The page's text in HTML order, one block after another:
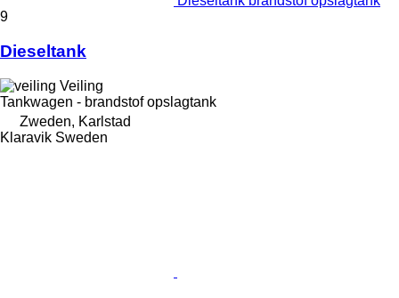
9
Dieseltank
Veiling
Tankwagen - brandstof opslagtank
Zweden, Karlstad
Klaravik Sweden